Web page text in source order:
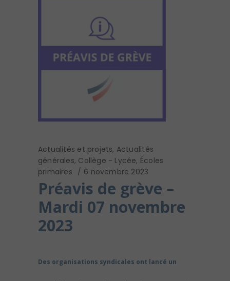
Actualités et projets, Actualités
générales, Collège - Lycée, Écoles
primaires
6 novembre 2023
Préavis de grève –
Mardi 07 novembre
2023
Des organisations syndicales ont lancé un